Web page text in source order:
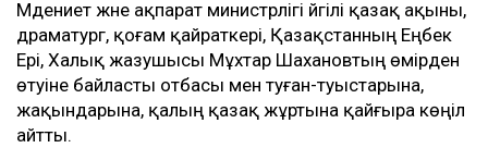
Мәдениет және ақпарат министрлігі әйгілі қазақ ақыны,
драматург, қоғам қайраткері, Қазақстанның Еңбек
Ері, Халық жазушысы Мұхтар Шахановтың өмірден
өтуіне байласты отбасы мен туған-туыстарына,
жақындарына, қалың қазақ жұртына қайғыра көңіл
айтты.